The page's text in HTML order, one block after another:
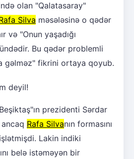
olan "Qalatasaray"
Silva məsələsinə o qədər
və "Onun yaşadığı
Bu qədər problemli
gəlməz" fikrini ortaya qoyub.
deyil!
prezidenti Sərdar
Rafa Silvanın formasını
Lakin indiki
belə istəməyən bir